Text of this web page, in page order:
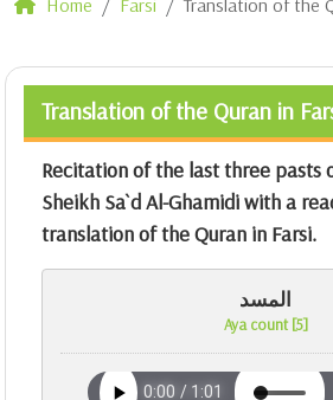
Home Farsi Translation of the
Translation of the Quran in
Recitation of the last three pasts
Sheikh Sa`d Al-Ghamidi with a
translation of the Quran in Farsi.
المسد
Aya count [5]